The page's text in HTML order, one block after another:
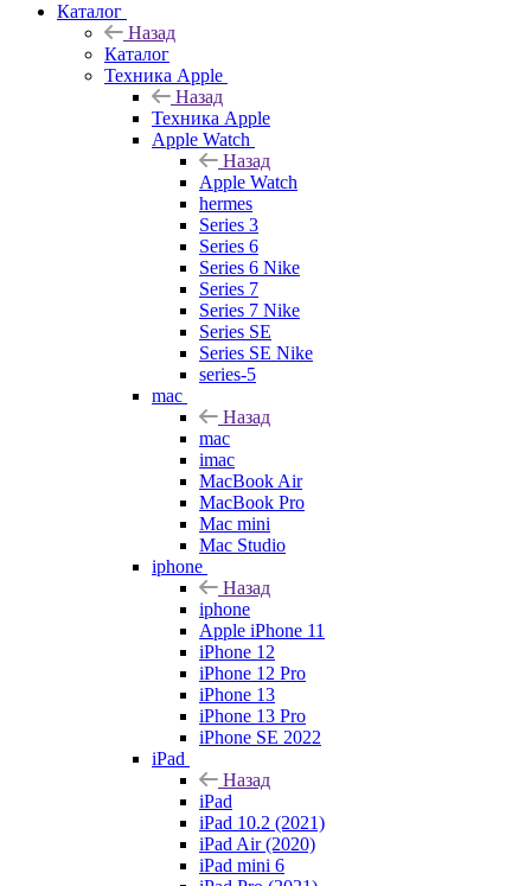
Каталог
Назад
Каталог
Техника Apple
Назад
Техника Apple
Apple Watch
Назад
Apple Watch
hermes
Series 3
Series 6
Series 6 Nike
Series 7
Series 7 Nike
Series SE
Series SE Nike
series-5
mac
Назад
mac
imac
MacBook Air
MacBook Pro
Mac mini
Mac Studio
iphone
Назад
iphone
Apple iPhone 11
iPhone 12
iPhone 12 Pro
iPhone 13
iPhone 13 Pro
iPhone SE 2022
iPad
Назад
iPad
iPad 10.2 (2021)
iPad Air (2020)
iPad mini 6